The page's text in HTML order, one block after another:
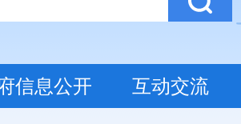
信息公开 互动交流